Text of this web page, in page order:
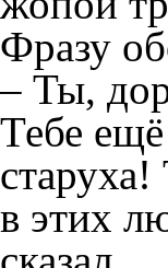
Фразу
– Ты,
Тебе ещё
в этих